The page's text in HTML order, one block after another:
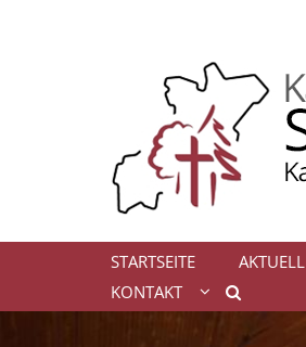
STARTSEITE AKTUELL
KONTAKT